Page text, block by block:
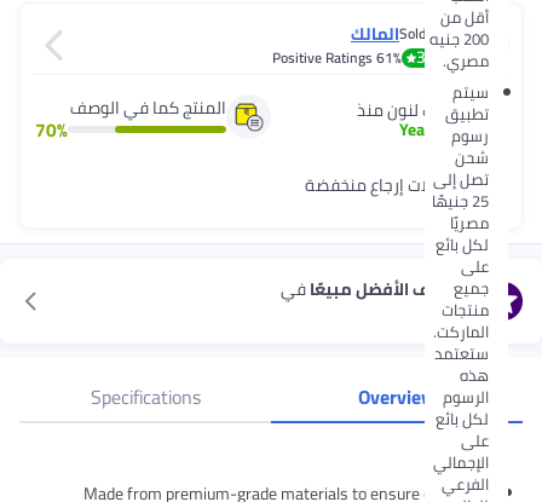
أقل من
200 جنيه
مصري.
سيتم
تطبيق
رسوم
شحن
تصل إلى
25 جنيهًا
مصريًا
لكل بائع
على
جميع
منتجات
الماركت.
ستعتمد
هذه
الرسوم
لكل بائع
على
الإجمالي
الفرعي
Sold byالمالك
3.4
61%
المنتج كما في الوصف
70%
شريك لنون منذ
3
+
Years
معدّلات إرجاع منخفضة
استكشف الأفضل مبيعًافي
بالونات
Overview
Specifications
Highlights
Made from premium-grade materials to ensure durability